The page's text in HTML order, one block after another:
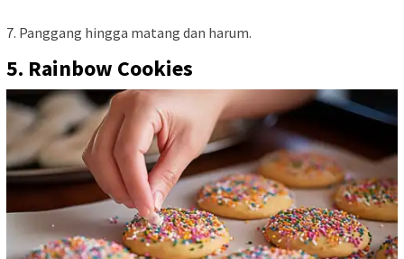
7. Panggang hingga matang dan harum.
5. Rainbow Cookies